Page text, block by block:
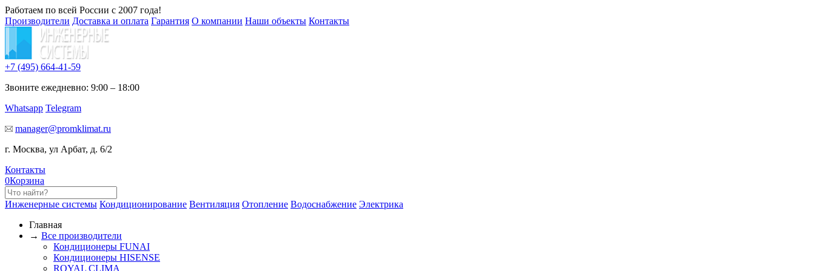
Работаем по всей России с 2007 года!
Производители Доставка и оплата Гарантия О компании Наши объекты Контакты
+7 (495) 664-41-59
Звоните ежедневно: 9:00 – 18:00
Whatsapp Telegram
manager@promklimat.ru
г. Москва, ул Арбат, д. 6/2
Контакты
0Корзина
Инженерные системы Кондиционирование Вентиляция Отопление Водоснабжение Электрика
Главная
→ Все производители
Кондиционеры FUNAI
Кондиционеры HISENSE
ROYAL CLIMA